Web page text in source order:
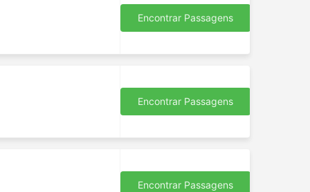
Encontrar Passagens
Encontrar Passagens
Encontrar Passagens